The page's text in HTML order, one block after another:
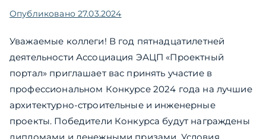
Опубликовано 27.03.2024
Уважаемые коллеги! В год пятнадцатилетней
деятельности Ассоциация ЭАЦП «Проектный
портал» приглашает вас принять участие в
профессиональном Конкурсе 2024 года на лучшие
архитектурно-строительные и инженерные
проекты. Победители Конкурса будут награждены